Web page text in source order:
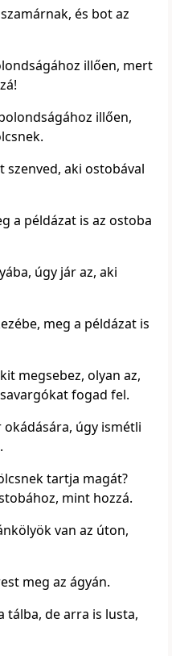
és bot az
illően, mert
illően,
szenved, aki ostobával
a példázat is az ostoba
úgy jár az, aki
meg a példázat is
megsebez, olyan az,
fogad fel.
úgy ismétli
tartja magát?
mint hozzá.
van az úton,
meg az ágyán.
tálba, de arra is lusta,